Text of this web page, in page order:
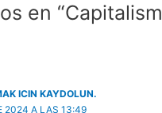
en
ICIN KAYDOLUN.
2024 A LAS 13:49